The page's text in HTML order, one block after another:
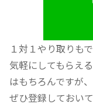
１対１やり取りも
気軽にしてもらえ
はもちろんですが
ぜひ登録しておい